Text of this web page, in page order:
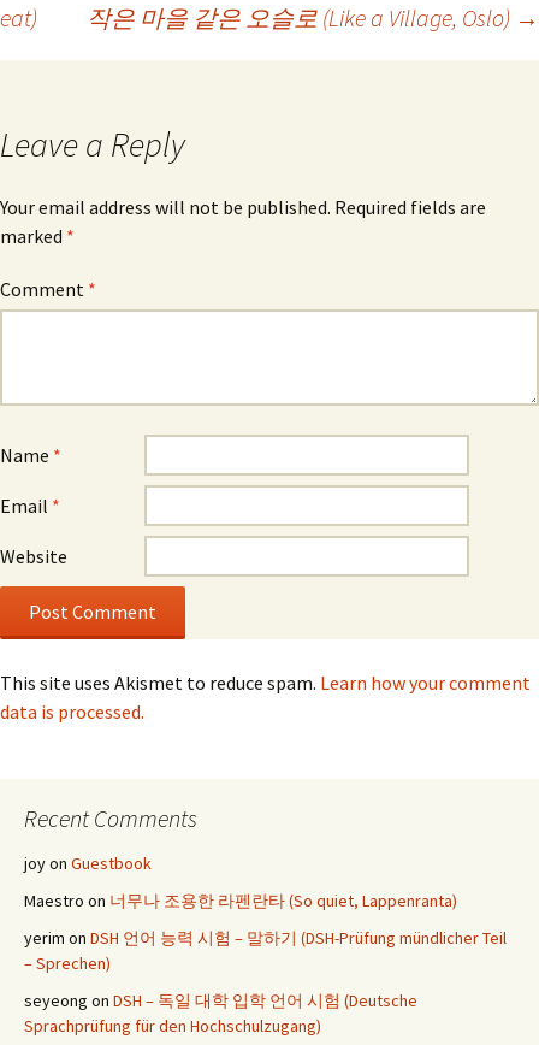
navigation
eat)
작은 마을 같은 오슬로 (Like a Village, Oslo) →
Leave a Reply
Your email address will not be published. Required fields are
marked *
Comment *
Name *
Email *
Website
This site uses Akismet to reduce spam. Learn how your comment
data is processed.
Recent Comments
joyon Guestbook
Maestro on 너무나 조용한 라펜란타 (So quiet, Lappenranta)
yerim on DSH 언어 능력 시험 – 말하기 (DSH-Prüfung mündlicher Teil
– Sprechen)
seyeong on DSH – 독일 대학 입학 언어 시험 (Deutsche
Sprachprüfung für den Hochschulzugang)